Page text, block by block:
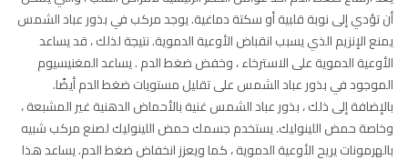
أن تؤدي إلى نوبة قلبية أو سكتة دماغية. يوجد مركب في بذور عباد الشمس
يمنع الإنزيم الذي يسبب انقباض الأوعية الدموية. نتيجة لذلك ، قد يساعد
الأوعية الدموية على الاسترخاء ، وخفض ضغط الدم . يساعد المغنيسيوم
الموجود في بذور عباد الشمس على تقليل مستويات ضغط الدم أيضًا.
بالإضافة إلى ذلك ، بذور عباد الشمس غنية بالأحماض الدهنية غير المشبعة ،
وخاصة حمض اللينوليك. يستخدم جسمك حمض اللينوليك لصنع مركب شبيه
بالهرمونات يريح الأوعية الدموية ، كما ويعزز انخفاض ضغط الدم. يساعد هذا